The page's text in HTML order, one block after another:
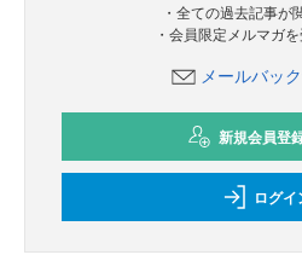
・全ての過去記事が
・会員限定メルマガ
メールバッ
新規会員登
ログイ